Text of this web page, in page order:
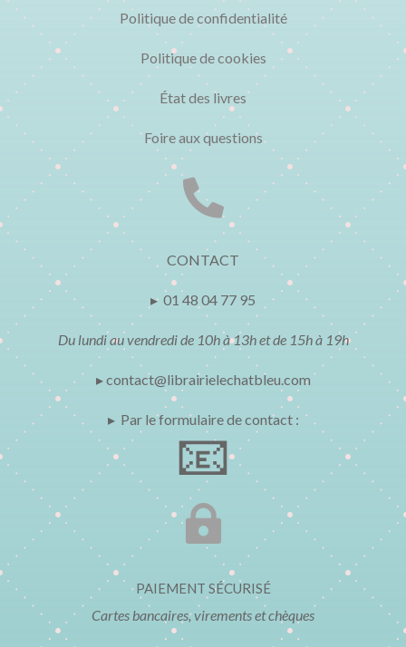
Politique de confidentialité
Politique de cookies
État des livres
Foire aux questions

CONTACT
▸ 01 48 04 77 95
Du lundi au vendredi de 10h à 13h et de 15h à 19h
▸ contact@librairielechatbleu.com
▸ Par le formulaire de contact :
📧

PAIEMENT SÉCURISÉ
Cartes bancaires, virements et chèques